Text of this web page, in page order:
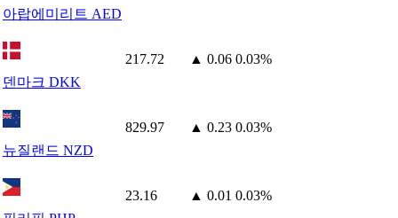
아랍에미리트 AED
덴마크 DKK
217.72 ▲ 0.06 0.03%
뉴질랜드 NZD
829.97 ▲ 0.23 0.03%
23.16 ▲ 0.01 0.03%